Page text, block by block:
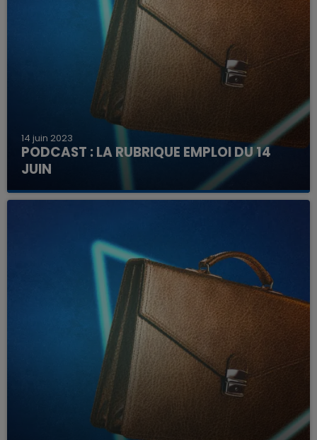
14 juin 2023
PODCAST : LA RUBRIQUE EMPLOI DU 14
JUIN
Découvrez ici les offres à pourvoir dans la région